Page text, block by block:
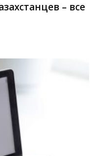
– все